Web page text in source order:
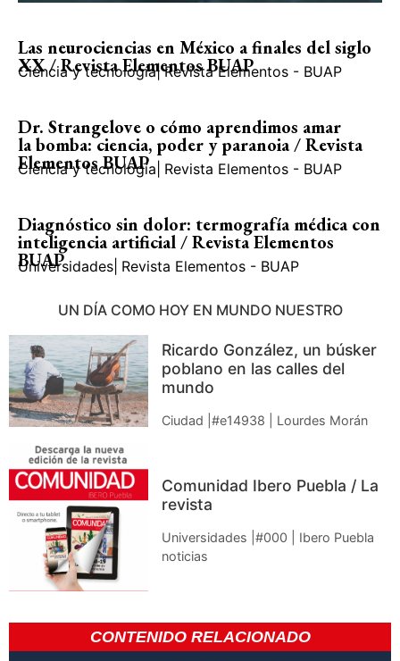
Las neurociencias en México a finales del siglo
XX / Revista Elementos BUAP
Ciencia y tecnología| Revista Elementos - BUAP
Dr. Strangelove o cómo aprendimos amar
la bomba: ciencia, poder y paranoia / Revista
Elementos BUAP
Ciencia y tecnología Revista Elementos - BUAP
Diagnóstico sin dolor: termografía médica con
inteligencia artificial / Revista Elementos
BUAP
Universidades Revista Elementos - BUAP
UN DÍA COMO HOY EN MUNDO NUESTRO
Ricardo González, un búsker
poblano en las calles del
mundo
Ciudad |#e14938 | Lourdes Morán
Comunidad Ibero Puebla / La
revista
Universidades |#000 | Ibero Puebla
noticias
CONTENIDO RELACIONADO